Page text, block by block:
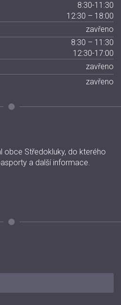
8:30-11:30
12:30 – 18:00
zavřeno
8:30 – 11:30
12:30-17:00
zavřeno
zavřeno
obce Středokluky, do kterého
a další informace.